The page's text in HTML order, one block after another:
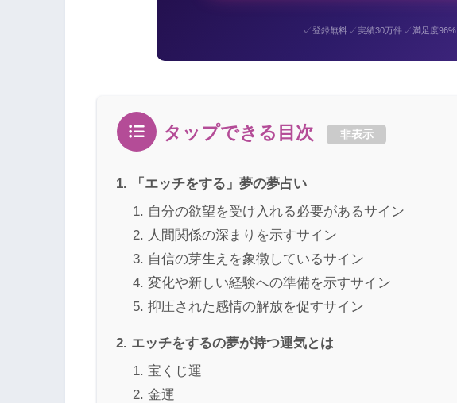
✓登録無料✓実績30万件✓満足度96%
タップできる目次 非表示
「エッチをする」夢の夢占い
自分の欲望を受け入れる必要があるサイン
人間関係の深まりを示すサイン
自信の芽生えを象徴しているサイン
変化や新しい経験への準備を示すサイン
抑圧された感情の解放を促すサイン
エッチをするの夢が持つ運気とは
宝くじ運
金運